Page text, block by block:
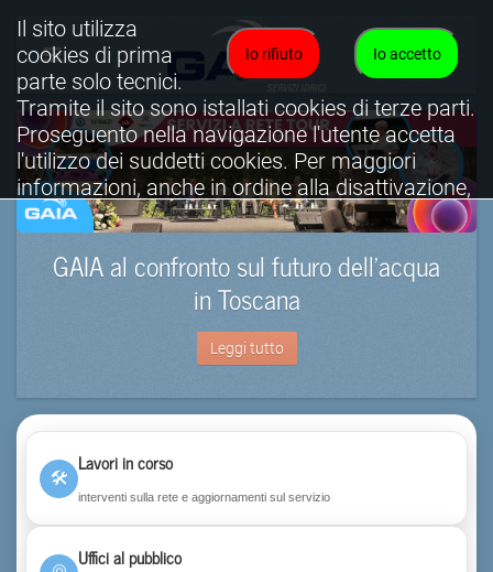
GAIA al confronto sul futuro dell’acqua
in Toscana
Leggi tutto
🛠
Lavori in corso
interventi sulla rete e aggiornamenti sul servizio
Uffici al pubblico
Io accetto
Io rifiuto
Il sito utilizza
cookies di prima
parte solo tecnici.
Tramite il sito sono istallati cookies di terze parti.
Proseguento nella navigazione l'utente accetta
l'utilizzo dei suddetti cookies. Per maggiori
informazioni, anche in ordine alla disattivazione,
è possibile consultare l'informativa cookies
completa.
Visualizza informativa completa.